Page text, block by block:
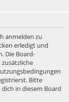
anmelden zu
erledigt und
Die Board-
Bitte
in diesem Board